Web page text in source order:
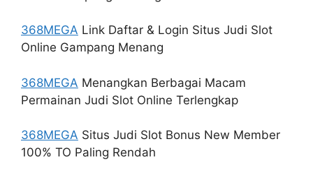
368MEGA Link Daftar & Login Situs Judi Slot
Online Gampang Menang
368MEGA Menangkan Berbagai Macam
Permainan Judi Slot Online Terlengkap
368MEGA Situs Judi Slot Bonus New Member
100% TO Paling Rendah